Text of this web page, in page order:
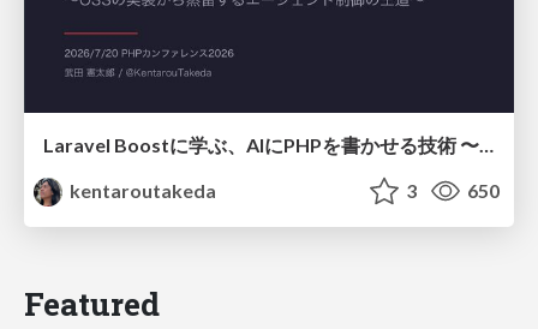
Laravel Boostに学ぶ、AIにPHPを書かせる技術 〜OSSの実装から蒸留するエージェント制御の王道〜
kentaroutakeda
3 650
Featured